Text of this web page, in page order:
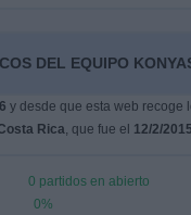
DEL EQUIPO
y desde que esta web recoge
Rica, que fue el 12/2/2015
0 partidos en abierto
0%